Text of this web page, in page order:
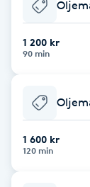
HIFU
Hollywood Peel
Hudföryngring
1 200 kr
90 min
1 600 kr
120 min